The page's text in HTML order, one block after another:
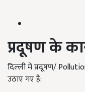
प्रदूषण के
दिल्ली में प्रदूषण/
उठाए गए हैं: